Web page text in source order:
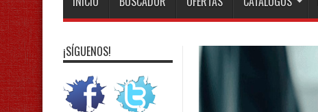
¡SÍGUENOS!